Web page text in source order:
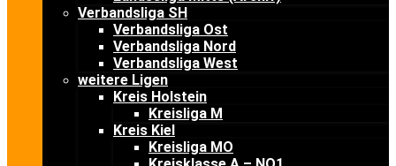
Verbandsliga SH
Verbandsliga Ost
Verbandsliga Nord
Verbandsliga West
weitere Ligen
Kreis Holstein
Kreisliga M
Kreis Kiel
Kreisliga MO